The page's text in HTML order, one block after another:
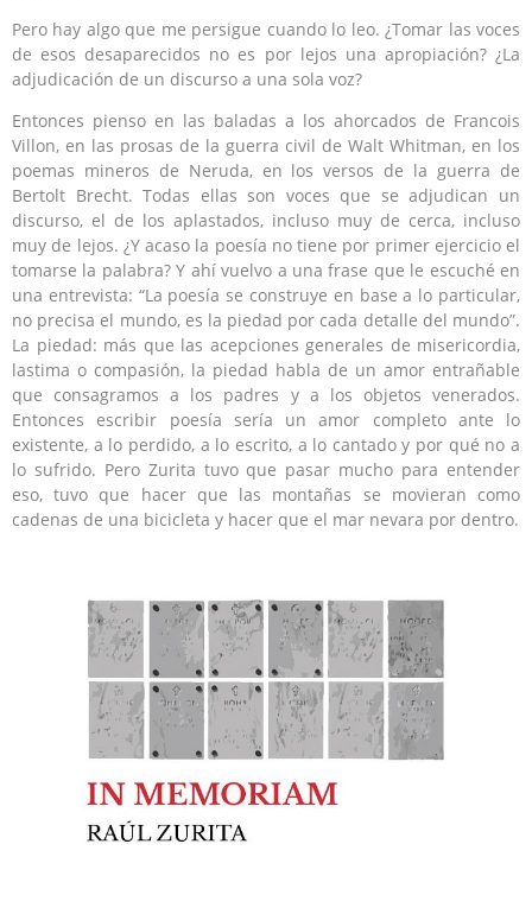
Pero hay algo que me persigue cuando lo leo. ¿Tomar las voces
de esos desaparecidos no es por lejos una apropiación? ¿La
adjudicación de un discurso a una sola voz?
Entonces pienso en las baladas a los ahorcados de Francois
Villon, en las prosas de la guerra civil de Walt Whitman, en los
poemas mineros de Neruda, en los versos de la guerra de
Bertolt Brecht. Todas ellas son voces que se adjudican un
discurso, el de los aplastados, incluso muy de cerca, incluso
muy de lejos. ¿Y acaso la poesía no tiene por primer ejercicio el
tomarse la palabra? Y ahí vuelvo a una frase que le escuché en
una entrevista: “La poesía se construye en base a lo particular,
no precisa el mundo, es la piedad por cada detalle del mundo”.
La piedad: más que las acepciones generales de misericordia,
lastima o compasión, la piedad habla de un amor entrañable
que consagramos a los padres y a los objetos venerados.
Entonces escribir poesía sería un amor completo ante lo
existente, a lo perdido, a lo escrito, a lo cantado y por qué no a
lo sufrido. Pero Zurita tuvo que pasar mucho para entender
eso, tuvo que hacer que las montañas se movieran como
cadenas de una bicicleta y hacer que el mar nevara por dentro.